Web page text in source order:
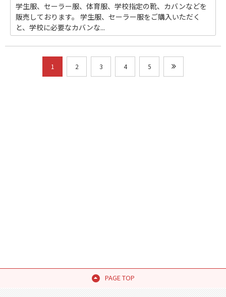
学生服、セーラー服、体育服、学校指定の靴、カバンなどを
販売しております。 学生服、セーラー服をご購入いただく
と、学校に必要なカバンな...
1 2 3 4 5
PAGE TOP